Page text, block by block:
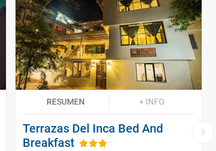
RESUMEN + INFO
Terrazas Del Inca Bed And
Breakfast